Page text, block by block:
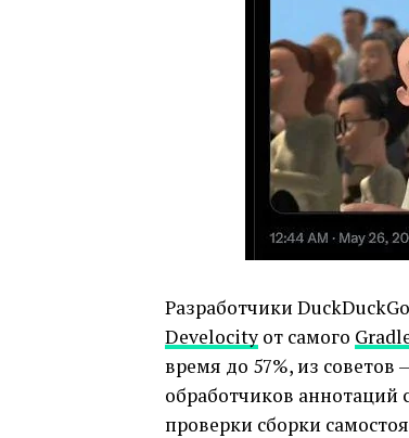
Разработчики
Develocity от самого
время до 57%, из советов
обработчиков
проверки сборки